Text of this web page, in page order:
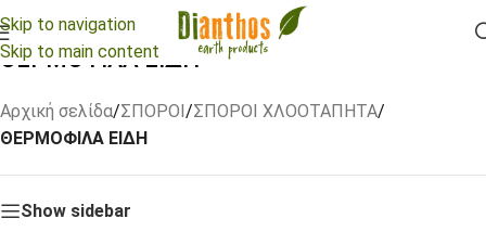
Skip to navigation
Skip to main content
ΘΕΡΜΟΦΙΛΑ ΕΙΔΗ
Αρχική σελίδα/ΣΠΟΡΟΙ/ΣΠΟΡΟΙ ΧΛΟΟΤΑΠΗΤΑ/
ΘΕΡΜΟΦΙΛΑ ΕΙΔΗ
Show sidebar